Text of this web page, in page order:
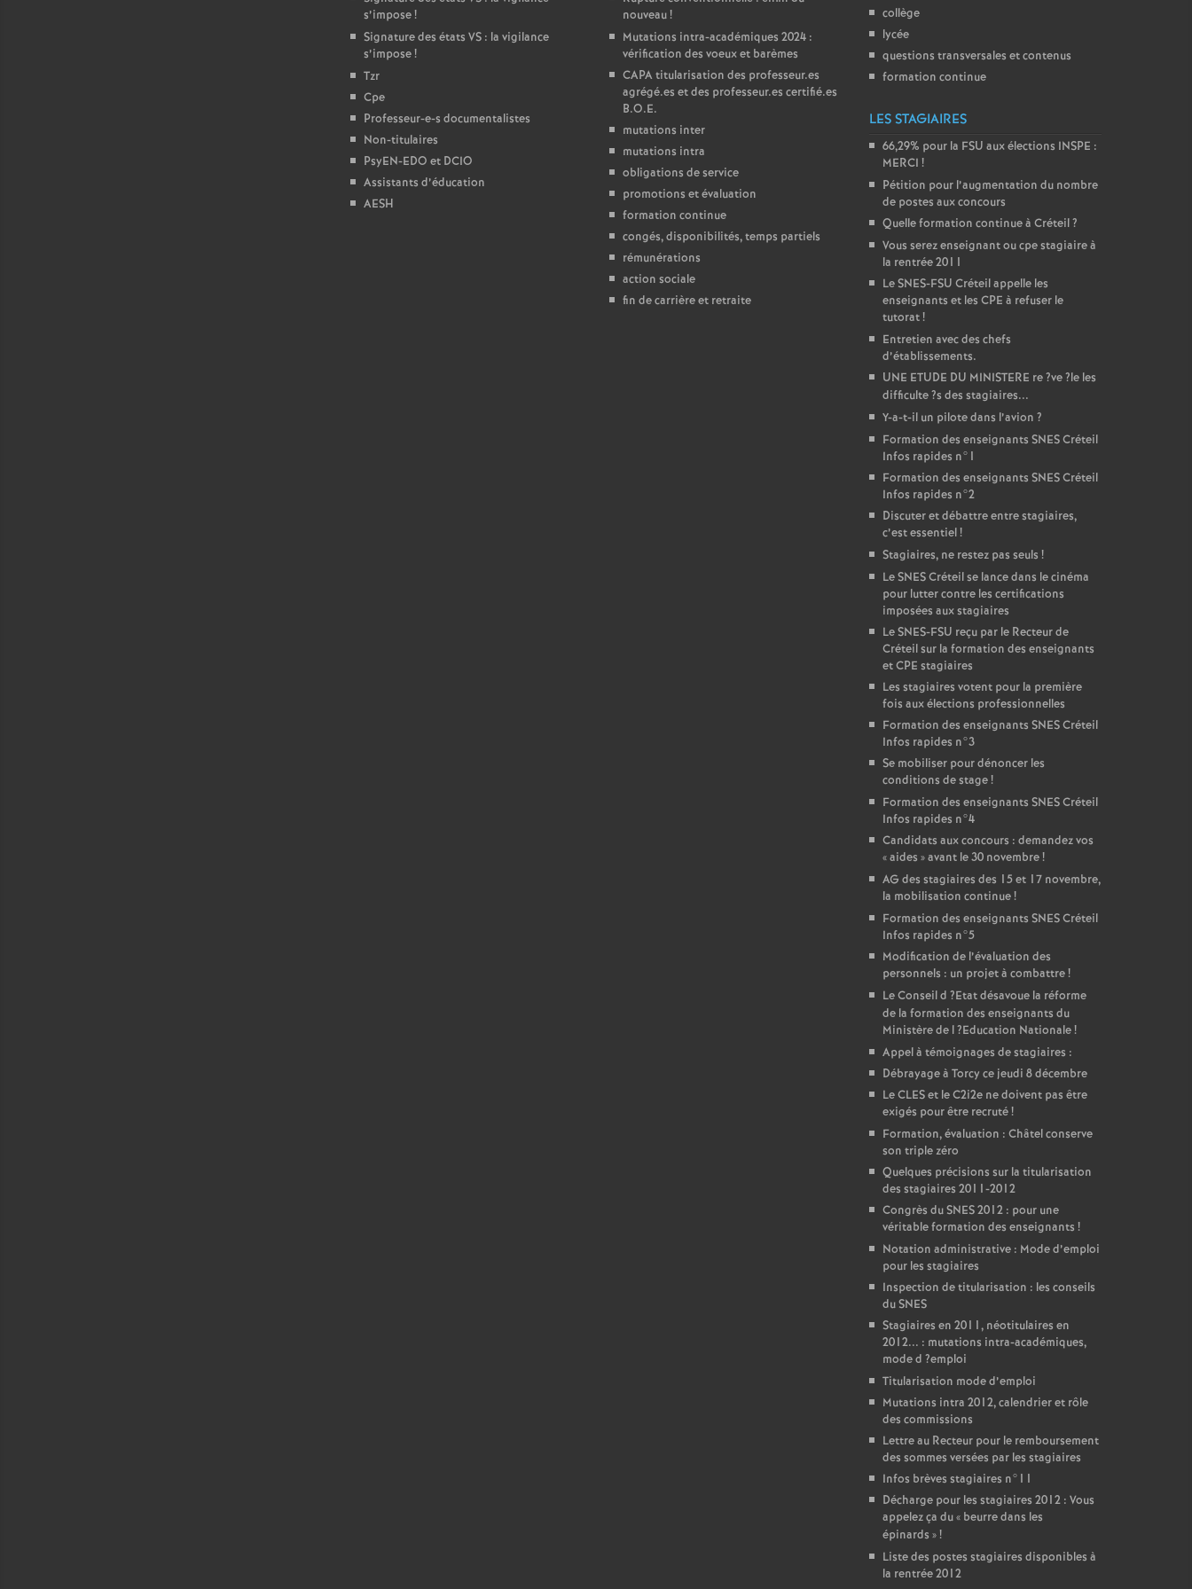
e
c
o
n
d
s’impose!
Signature des états VS: la vigilance
s’impose!
Tzr
Cpe
Professeur-e-s documentalistes
Non-titulaires
PsyEN-EDO et DCIO
Assistants d’éducation
AESH
nouveau!
Mutations intra-académiques 2024 :
vérification des voeux et barèmes
CAPAtitularisation des professeur.es
agrégé.es et des professeur.es certifié.es
B.O.E.
mutations inter
mutations intra
obligations de service
promotions et évaluation
formation continue
congés, disponibilités, temps partiels
rémunérations
action sociale
fin de carrière et retraite
collège
lycée
questions transversales et contenus
formation continue
LES STAGIAIRES
66,29% pour la FSU aux élections INSPE :
MERCI !
Pétition pour l’augmentation du nombre
de postes aux concours
Quelle formation continue à Créteil?
Vous serez enseignant ou cpe stagiaire à
la rentrée 2011
LeSNES-FSU Créteil appelle les
enseignants et les CPE à refuser le
tutorat!
Entretien avec des chefs
d’établissements.
UNE ETUDE DU MINISTERE re?ve?le les
difficulte?s des stagiaires...
Y-a-t-il un pilote dans l’avion ?
Formation des enseignants SNESCréteil
Infos rapides n°1
Formation des enseignants SNESCréteil
Infos rapides n°2
Discuter et débattre entre stagiaires,
c’est essentiel!
Stagiaires, ne restez pas seuls !
LeSNESCréteil se lance dans le cinéma
pour lutter contre les certifications
imposées aux stagiaires
LeSNES-FSU reçu par le Recteur de
Créteil sur la formation des enseignants
etCPE stagiaires
Les stagiaires votent pour la première
fois aux élections professionnelles
Formation des enseignants SNESCréteil
Infos rapides n°3
Se mobiliser pour dénoncer les
conditions de stage!
Formation des enseignants SNESCréteil
Infos rapides n°4
Candidats aux concours : demandez vos
«aides » avant le 30 novembre!
AG des stagiaires des 15 et 17 novembre,
la mobilisation continue!
Formation des enseignants SNESCréteil
Infos rapides n°5
Modification de l’évaluation des
personnels : un projet à combattre!
Le Conseil d ?Etat désavoue la réforme
de la formation des enseignants du
Ministère de l?Education Nationale!
Appel à témoignages de stagiaires :
Débrayage à Torcy ce jeudi 8 décembre
LeCLESet le C2i2e ne doivent pas être
exigés pour être recruté!
Formation, évaluation : Châtel conserve
son triple zéro
Quelques précisions sur la titularisation
des stagiaires 2011-2012
Congrès duSNES2012 : pour une
véritable formation des enseignants !
Notation administrative : Mode d’emploi
pour les stagiaires
Inspection de titularisation : les conseils
duSNES
Stagiaires en 2011, néotitulaires en
2012... : mutations intra-académiques,
mode d ?emploi
Titularisation mode d’emploi
Mutations intra 2012, calendrier et rôle
des commissions
Lettre au Recteur pour le remboursement
des sommes versées par les stagiaires
Infos brèves stagiaires n°11
Décharge pour les stagiaires 2012 : Vous
appelez ça du « beurre dans les
épinards »!
Liste des postes stagiaires disponibles à
la rentrée 2012